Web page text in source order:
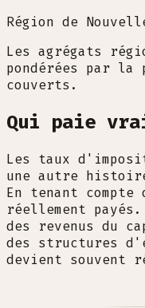
Région de
Les agrégats
pondérées par la
couverts.
Qui paie
Les taux
une autre
En tenant
réellement
des revenus du
des structures
devient souvent